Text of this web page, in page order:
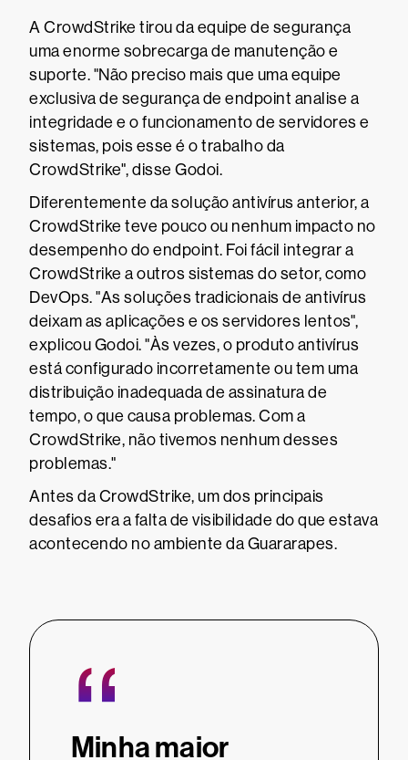
A CrowdStrike tirou da equipe de segurança
uma enorme sobrecarga de manutenção e
suporte. "Não preciso mais que uma equipe
exclusiva de segurança de endpoint analise a
integridade e o funcionamento de servidores e
sistemas, pois esse é o trabalho da
CrowdStrike", disse Godoi.
Diferentemente da solução antivírus anterior, a
CrowdStrike teve pouco ou nenhum impacto no
desempenho do endpoint. Foi fácil integrar a
CrowdStrike a outros sistemas do setor, como
DevOps. "As soluções tradicionais de antivírus
deixam as aplicações e os servidores lentos",
explicou Godoi. "Às vezes, o produto antivírus
está configurado incorretamente ou tem uma
distribuição inadequada de assinatura de
tempo, o que causa problemas. Com a
CrowdStrike, não tivemos nenhum desses
problemas."
Antes da CrowdStrike, um dos principais
desafios era a falta de visibilidade do que estava
acontecendo no ambiente da Guararapes.
Minha maior